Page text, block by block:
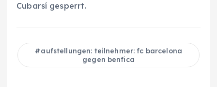
Cubarsí gesperrt.
aufstellungen: teilnehmer: fc barcelona
gegen benfica